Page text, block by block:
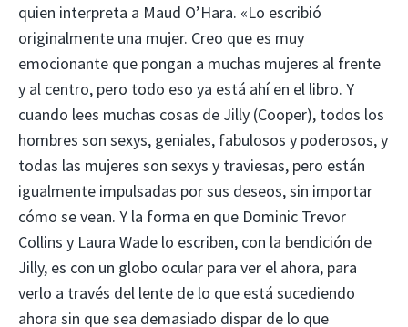
quien interpreta a Maud O’Hara. «Lo escribió
originalmente una mujer. Creo que es muy
emocionante que pongan a muchas mujeres al frente
y al centro, pero todo eso ya está ahí en el libro. Y
cuando lees muchas cosas de Jilly (Cooper), todos los
hombres son sexys, geniales, fabulosos y poderosos, y
todas las mujeres son sexys y traviesas, pero están
igualmente impulsadas por sus deseos, sin importar
cómo se vean. Y la forma en que Dominic Trevor
Collins y Laura Wade lo escriben, con la bendición de
Jilly, es con un globo ocular para ver el ahora, para
verlo a través del lente de lo que está sucediendo
ahora sin que sea demasiado dispar de lo que